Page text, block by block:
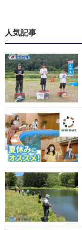
人気記事